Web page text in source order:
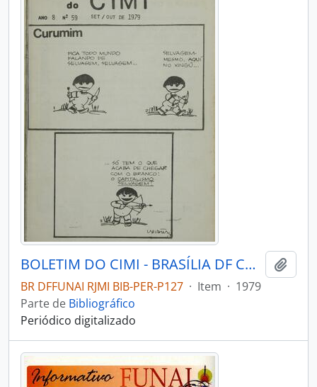
BOLETIM DO CIMI - BRASÍLIA DF CONSELHO INDIGENISTA MISSIONÁRIO - 1979 - Nº59
BR DFFUNAI RJMI BIB-PER-P127 · Item · 1979
Parte de Bibliográfico
Periódico digitalizado